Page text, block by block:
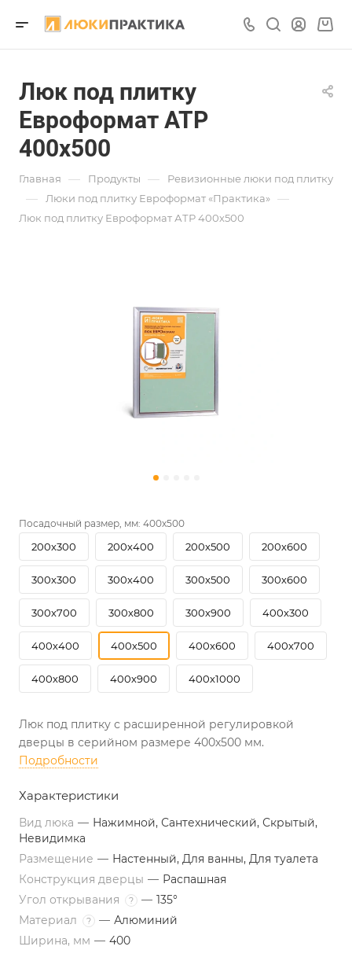
Люк под плитку
Евроформат АТР
400х500
Главная — Продукты — Ревизионные люки под плитку
— Люки под плитку Евроформат «Практика» —
Люк под плитку Евроформат АТР 400х500
Посадочный размер, мм: 400х500
200х300 200х400 200х500 200х600
300х300 300х400 300х500 300х600
300х700 300х800 300х900 400х300
400х400 400х500 400х600 400х700
400х800 400х900 400х1000
Люк под плитку с расширенной регулировкой
дверцы в серийном размере 400х500 мм.
Подробности
Характеристики
Вид люка — Нажимной, Сантехнический, Скрытый,
Невидимка
Размещение — Настенный, Для ванны, Для туалета
Конструкция дверцы — Распашная
Угол открывания
? — 135°
Материал
? — Алюминий
Ширина, мм — 400